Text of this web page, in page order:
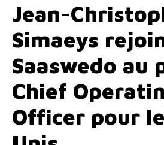
Jean-
Simaeys
Saaswedo au
Chief
Officer pour